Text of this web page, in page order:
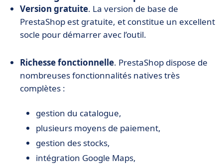
Version gratuite. La version de base de
PrestaShop est gratuite, et constitue un excellent
socle pour démarrer avec l’outil.
Richesse fonctionnelle. PrestaShop dispose de
nombreuses fonctionnalités natives très
complètes :
gestion du catalogue,
plusieurs moyens de paiement,
gestion des stocks,
intégration Google Maps,